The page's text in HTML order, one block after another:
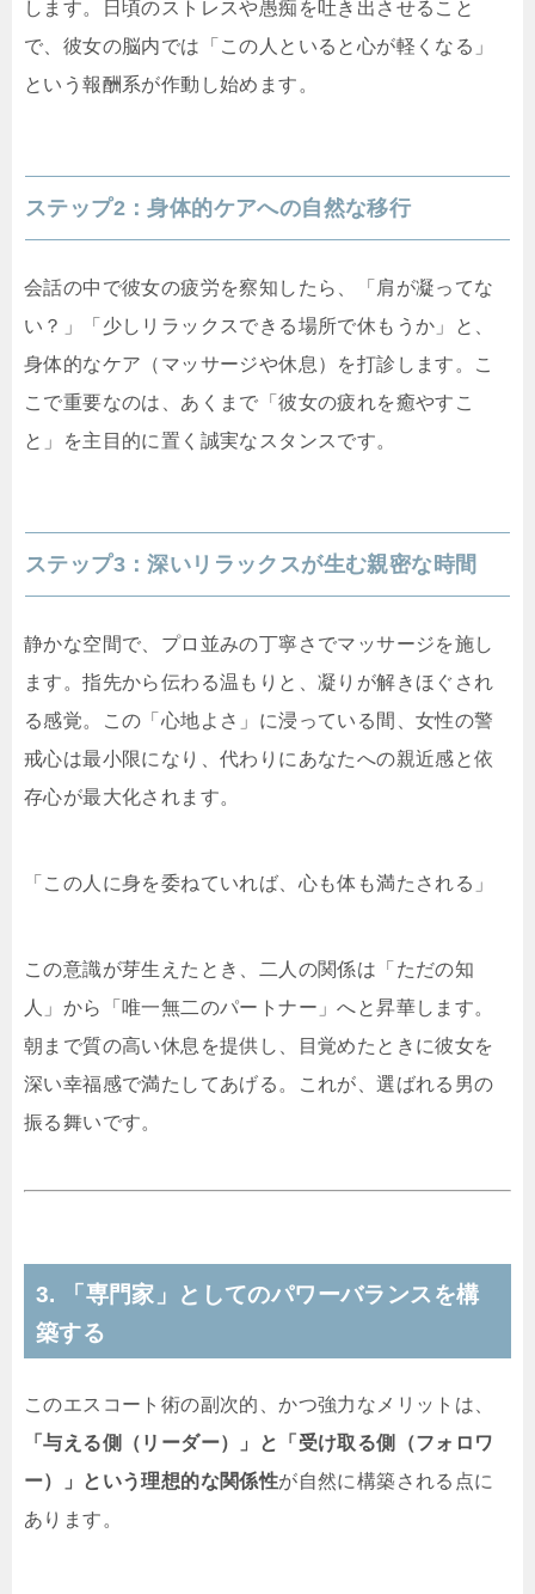
します。日頃のストレスや愚痴を吐き出させること
で、彼女の脳内では「この人といると心が軽くなる」
という報酬系が作動し始めます。
ステップ2：身体的ケアへの自然な移行
会話の中で彼女の疲労を察知したら、「肩が凝ってな
い？」「少しリラックスできる場所で休もうか」と、
身体的なケア（マッサージや休息）を打診します。こ
こで重要なのは、あくまで「彼女の疲れを癒やすこ
と」を主目的に置く誠実なスタンスです。
ステップ3：深いリラックスが生む親密な時間
静かな空間で、プロ並みの丁寧さでマッサージを施し
ます。指先から伝わる温もりと、凝りが解きほぐされ
る感覚。この「心地よさ」に浸っている間、女性の警
戒心は最小限になり、代わりにあなたへの親近感と依
存心が最大化されます。
「この人に身を委ねていれば、心も体も満たされる」
この意識が芽生えたとき、二人の関係は「ただの知
人」から「唯一無二のパートナー」へと昇華します。
朝まで質の高い休息を提供し、目覚めたときに彼女を
深い幸福感で満たしてあげる。これが、選ばれる男の
振る舞いです。
3. 「専門家」としてのパワーバランスを構
築する
このエスコート術の副次的、かつ強力なメリットは、
「与える側（リーダー）」と「受け取る側（フォロワ
ー）」という理想的な関係性が自然に構築される点に
あります。